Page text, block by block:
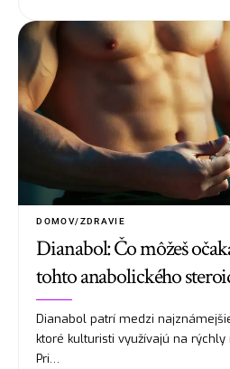
DOMOV/ZDRAVIE
Dianabol: Čo môžeš
tohto anabolického
Dianabol patrí medzi
ktoré kulturisti využívajú na
Pri…